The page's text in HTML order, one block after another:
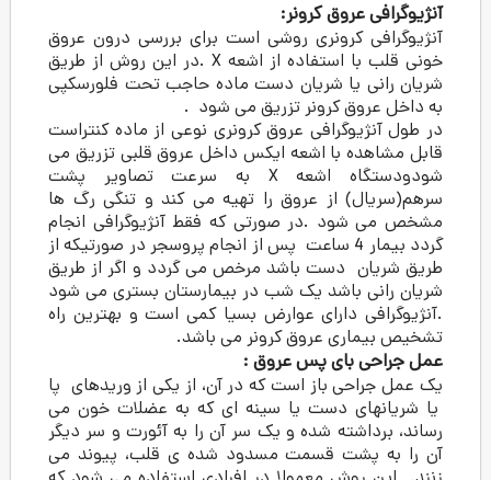
کرونر:
روشی است برای بررسی درون عروق
خونی قلب با استفاده از اشعه X .در این روش از طریق
شریان دست ماده حاجب تحت فلورسکپی
تزریق می شود .
عروق کرونری نوعی از ماده کنتراست
اشعه ایکس داخل عروق قلبی تزریق می
شودودستگاه اشعه X به سرعت تصاویر پشت
عروق را تهیه می کند و تنگی رگ ها
صورتی که فقط آنژیوگرافی انجام
بیمار 4 ساعت پس از انجام پروسجر در صورتیکه از
باشد مرخص می گردد و اگر از طریق
یک شب در بیمارستان بستری می شود
عوارض بسیا کمی است و بهترین راه
عروق کرونر می باشد.
پس عروق :
است که در آن، از یکی از وریدهای پا
دست یا سینه ای که به عضلات خون می
شده و یک سر‌ آن را به آئورت و سر دیگر
قسمت مسدود شده ی قلب، پیوند می